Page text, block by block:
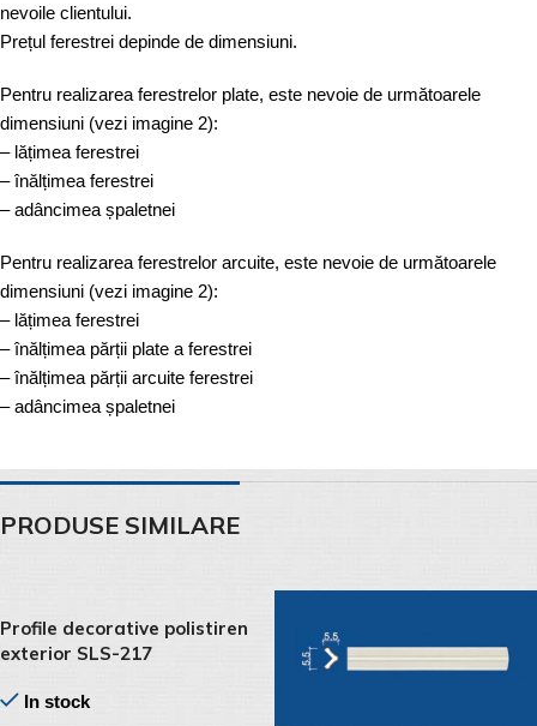
nevoile clientului.
Prețul ferestrei depinde de dimensiuni.
Pentru realizarea ferestrelor plate, este nevoie de următoarele
dimensiuni (vezi imagine 2):
– lățimea ferestrei
– înălțimea ferestrei
– adâncimea șpaletnei
Pentru realizarea ferestrelor arcuite, este nevoie de următoarele
dimensiuni (vezi imagine 2):
– lățimea ferestrei
– înălțimea părții plate a ferestrei
– înălțimea părții arcuite ferestrei
– adâncimea șpaletnei
PRODUSE SIMILARE
Profile decorative polistiren
exterior SLS-217
In stock